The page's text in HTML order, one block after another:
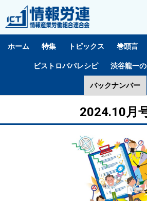
ホーム 特集 トピックス 巻頭言
ビストロパパレシピ 渋谷龍一
バックナンバー
2024.10月